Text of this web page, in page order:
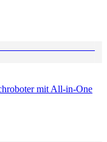
mit All-in-One